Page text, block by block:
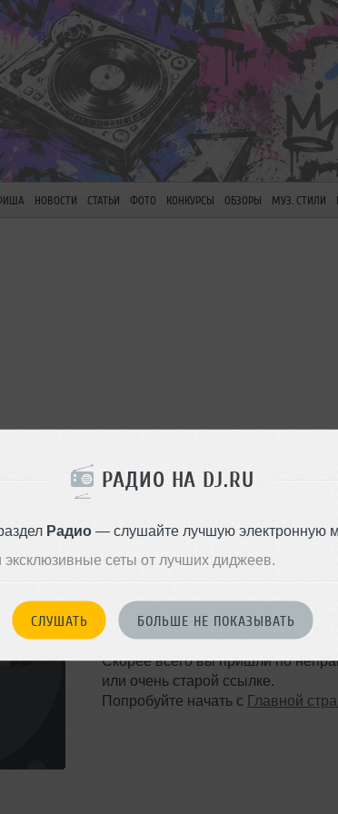
РАДИО НА DJ.RU
Радио— слушайте лучшую электронную
сеты от лучших диджеев.
СЛУШАТЬ БОЛЬШЕ НЕ ПОКАЗЫВАТЬ
НОВОСТИ СТАТЬИ ФОТО КОНКУРСЫ ОБЗОРЫ МУЗ. СТИЛИ
ТАКОЙ СТРАНИЦЫ
Ошибка 404
Скорее всего вы пришли по
или очень старой ссылке.
Попробуйте начать с Главной